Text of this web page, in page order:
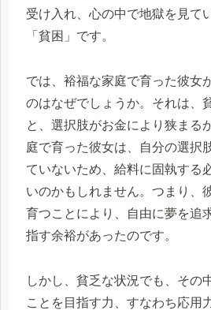
受け入れ、心の中で地獄を見て
「貧困」です。
では、裕福な家庭で育った彼女
のはなぜでしょうか。それは、
と、選択肢がお金により狭まる
庭で育った彼女は、自分の選択
ていないため、給料に固執する
いのかもしれません。つまり、
育つことにより、自由に夢を追
指す余裕があったのです。
しかし、貧乏な状況でも、その
ことを目指す力、すなわち応用